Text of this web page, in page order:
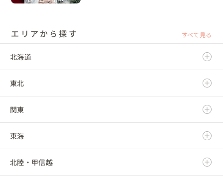
エリアから探す すべて見る
北海道
北海道
東北
青森県
岩手県
宮城県
関東
茨城県
栃木県
東海
岐阜県
北陸・甲信越